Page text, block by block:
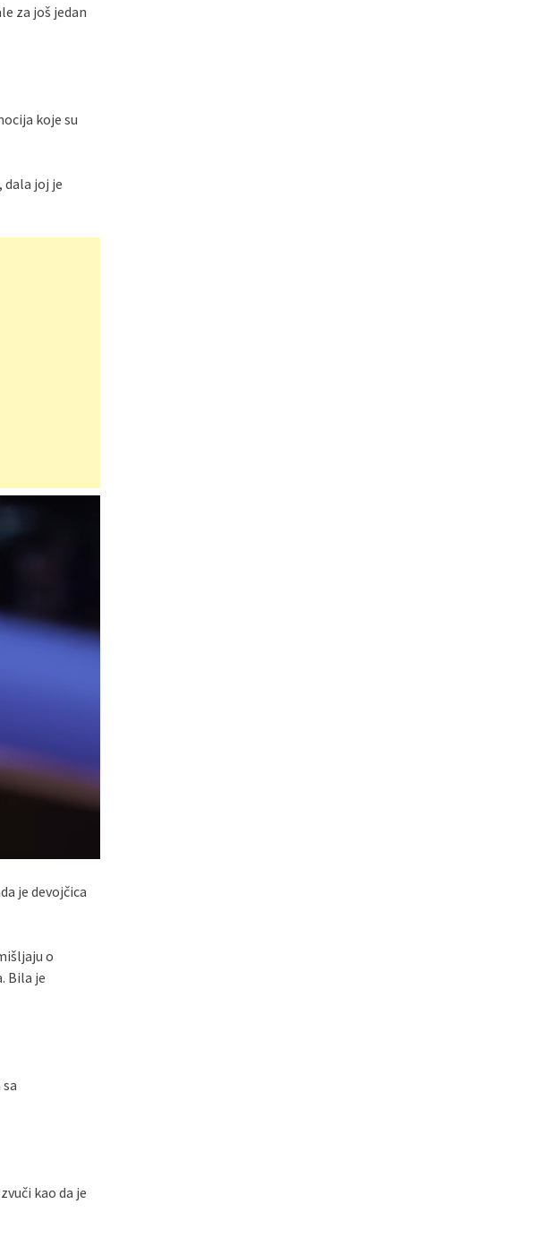
za još jedan
koje su
joj je
je devojčica
o
Bila je
kao da je